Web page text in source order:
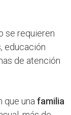
se requieren
educación
de atención
que una familia